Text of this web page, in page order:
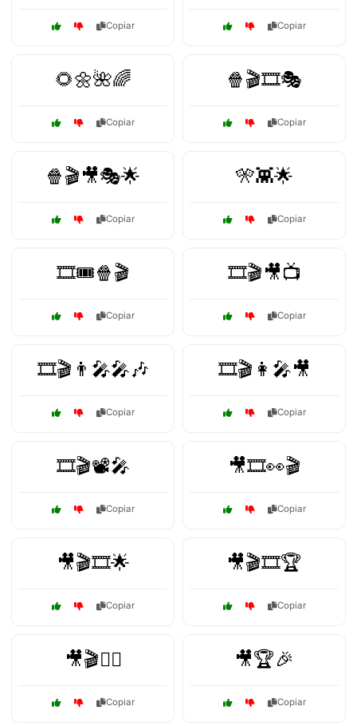
Copiar Copiar
🌻🌼🌺🌈
Copiar
🍿🎬🎞️🎭
Copiar
🍿🎬🎥🎭🌟
Copiar
🎌👾🌟
Copiar
🎞️🎟️🍿🎬
Copiar
🎞️🎬🎥📺
Copiar
🎞️🎬👨‍🎤🎤🎶
Copiar
🎞️🎬👩‍🎤🎥
Copiar
🎞️🎬📽️🎤
Copiar
🎥🎞️👀🎬
Copiar
🎥🎬🎞️🌟
Copiar
🎥🎬🎞️🏆
Copiar
🎥🎬🕵️‍♂️
Copiar
🎥🏆🎉
Copiar